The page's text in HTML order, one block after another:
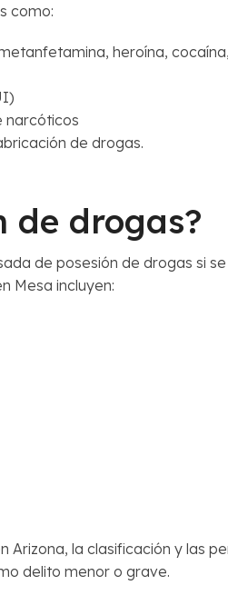
como:
heroína,
narcóticos
de drogas.
de drogas?
de posesión de drogas si
Mesa incluyen:
Arizona, la clasificación y las
delito menor o grave.